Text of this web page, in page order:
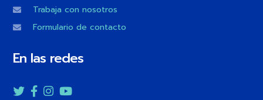
Trabaja con nosotros
Formulario de contacto
En las redes
Twitter
Facebook
Instagram
YouTube